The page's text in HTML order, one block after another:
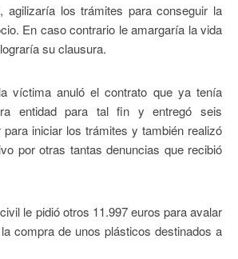
agilizaría los trámites para conseguir la
En caso contrario le amargaría la vida
su clausura.
víctima anuló el contrato que ya tenía
entidad para tal fin y entregó seis
iniciar los trámites y también realizó
por otras tantas denuncias que recibió
le pidió otros 11.997 euros para avalar
compra de unos plásticos destinados a